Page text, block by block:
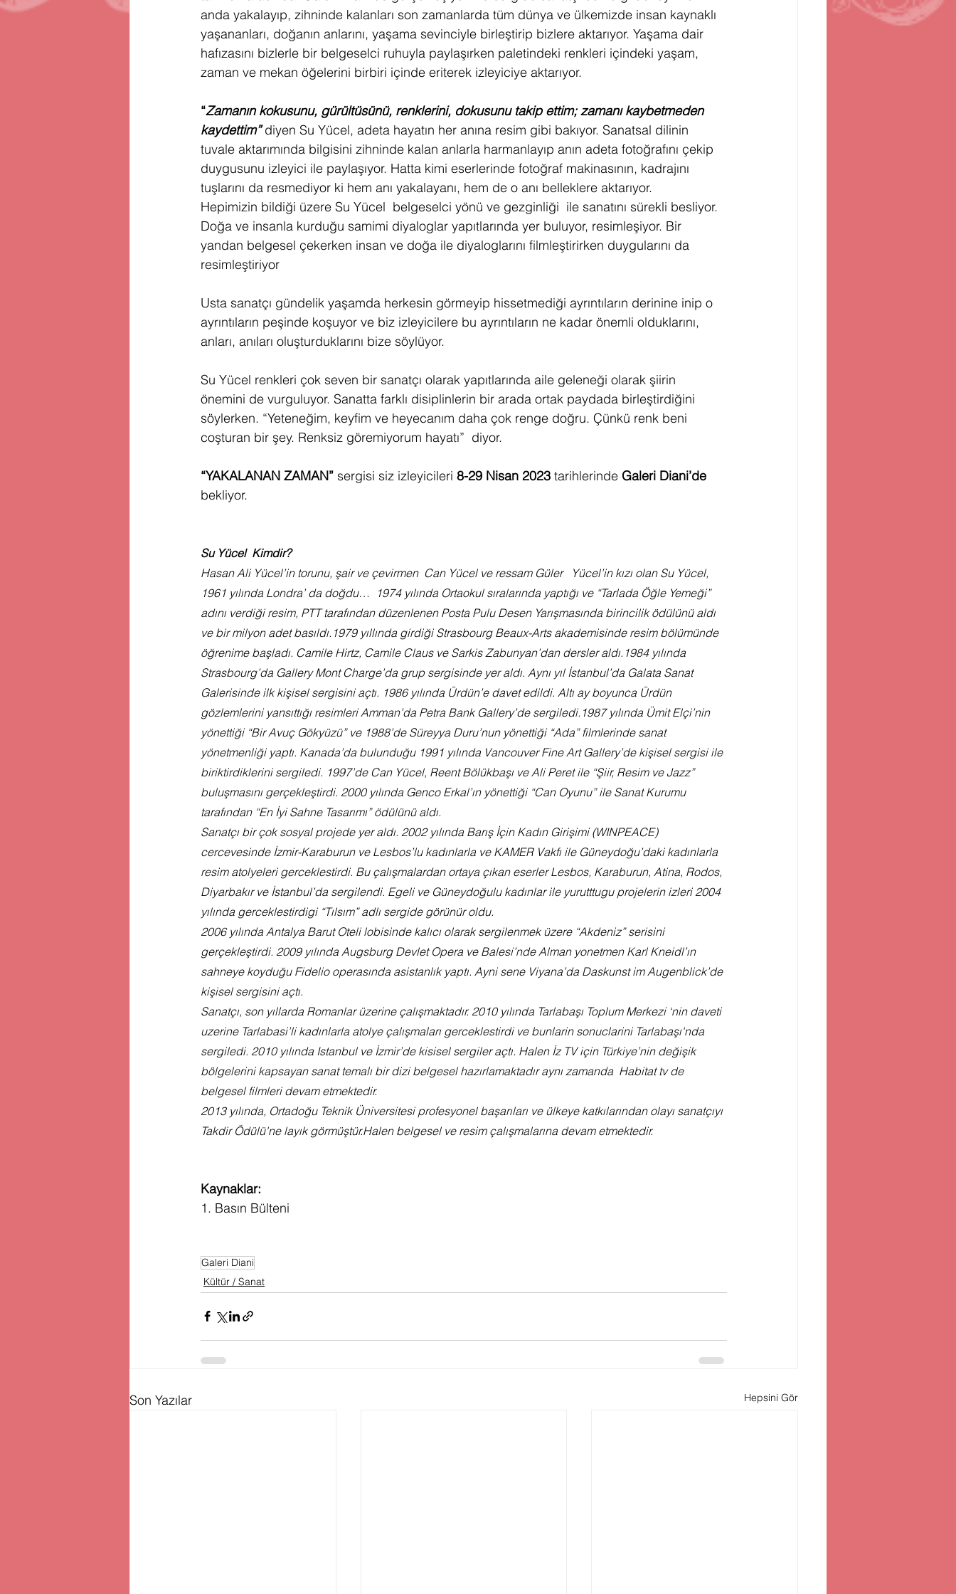
anda yakalayıp, zihninde kalanları son zamanlarda tüm dünya ve ülkemizde insan kaynaklı
yaşananları, doğanın anlarını, yaşama sevinciyle birleştirip bizlere aktarıyor. Yaşama dair
hafızasını bizlerle bir belgeselci ruhuyla paylaşırken paletindeki renkleri içindeki yaşam,
zaman ve mekan öğelerini birbiri içinde eriterek izleyiciye aktarıyor.
“Zamanın kokusunu, gürültüsünü, renklerini, dokusunu takip ettim; zamanı kaybetmeden
kaydettim” diyen Su Yücel, adeta hayatın her anına resim gibi bakıyor. Sanatsal dilinin
tuvale aktarımında bilgisini zihninde kalan anlarla harmanlayıp anın adeta fotoğrafını çekip
duygusunu izleyici ile paylaşıyor. Hatta kimi eserlerinde fotoğraf makinasının, kadrajını
tuşlarını da resmediyor ki hem anı yakalayanı, hem de o anı belleklere aktarıyor.
Hepimizin bildiği üzere Su Yücel  belgeselci yönü ve gezginliği  ile sanatını sürekli besliyor.
Doğa ve insanla kurduğu samimi diyaloglar yapıtlarında yer buluyor, resimleşiyor. Bir
yandan belgesel çekerken insan ve doğa ile diyaloglarını filmleştirirken duygularını da
resimleştiriyor
Usta sanatçı gündelik yaşamda herkesin görmeyip hissetmediği ayrıntıların derinine inip o
ayrıntıların peşinde koşuyor ve biz izleyicilere bu ayrıntıların ne kadar önemli olduklarını,
anları, anıları oluşturduklarını bize söylüyor.
Su Yücel renkleri çok seven bir sanatçı olarak yapıtlarında aile geleneği olarak şiirin
önemini de vurguluyor. Sanatta farklı disiplinlerin bir arada ortak paydada birleştirdiğini
söylerken. “Yeteneğim, keyfim ve heyecanım daha çok renge doğru. Çünkü renk beni
coşturan bir şey. Renksiz göremiyorum hayatı”  diyor.
“YAKALANAN ZAMAN” sergisi siz izleyicileri 8-29 Nisan 2023 tarihlerinde Galeri Diani’de
bekliyor.
Su Yücel  Kimdir?
Hasan Ali Yücel’in torunu, şair ve çevirmen  Can Yücel ve ressam Güler   Yücel’in kızı olan Su Yücel,
1961 yılında Londra’ da doğdu…  1974 yılında Ortaokul sıralarında yaptığı ve “Tarlada Öğle Yemeği”
adını verdiği resim, PTT tarafından düzenlenen Posta Pulu Desen Yarışmasında birincilik ödülünü aldı
ve bir milyon adet basıldı.1979 yıllında girdiği Strasbourg Beaux-Arts akademisinde resim bölümünde
öğrenime başladı. Camile Hirtz, Camile Claus ve Sarkis Zabunyan’dan dersler aldı.1984 yılında
Strasbourg’da Gallery Mont Charge’da grup sergisinde yer aldı. Aynı yıl İstanbul’da Galata Sanat
Galerisinde ilk kişisel sergisini açtı. 1986 yılında Ürdün’e davet edildi. Altı ay boyunca Ürdün
gözlemlerini yansıttığı resimleri Amman’da Petra Bank Gallery’de sergiledi.1987 yılında Ümit Elçi’nin
yönettiği “Bir Avuç Gökyüzü” ve 1988’de Süreyya Duru’nun yönettiği “Ada” filmlerinde sanat
yönetmenliği yaptı. Kanada’da bulunduğu 1991 yılında Vancouver Fine Art Gallery’de kişisel sergisi ile
biriktirdiklerini sergiledi. 1997’de Can Yücel, Reent Bölükbaşı ve Ali Peret ile “Şiir, Resim ve Jazz”
buluşmasını gerçekleştirdi. 2000 yılında Genco Erkal’ın yönettiği “Can Oyunu” ile Sanat Kurumu
tarafından “En İyi Sahne Tasarımı” ödülünü aldı.
Sanatçı bir çok sosyal projede yer aldı. 2002 yılında Barış İçin Kadın Girişimi (WINPEACE)
cercevesinde İzmir-Karaburun ve Lesbos’lu kadınlarla ve KAMER Vakfı ile Güneydoğu’daki kadınlarla
resim atolyeleri gerceklestirdi. Bu çalışmalardan ortaya çıkan eserler Lesbos, Karaburun, Atina, Rodos,
Diyarbakır ve İstanbul’da sergilendi. Egeli ve Güneydoğulu kadınlar ile yurutttugu projelerin izleri 2004
yılında gerceklestirdigi “Tılsım” adlı sergide görünür oldu.
2006 yılında Antalya Barut Oteli lobisinde kalıcı olarak sergilenmek üzere “Akdeniz” serisini
gerçekleştirdi. 2009 yılında Augsburg Devlet Opera ve Balesi’nde Alman yonetmen Karl Kneidl’ın
sahneye koyduğu Fidelio operasında asistanlık yaptı. Ayni sene Viyana’da Daskunst im Augenblick’de
kişisel sergisini açtı.
Sanatçı, son yıllarda Romanlar üzerine çalışmaktadır. 2010 yılında Tarlabaşı Toplum Merkezi ‘nin daveti
uzerine Tarlabasi’li kadınlarla atolye çalışmaları gerceklestirdi ve bunlarin sonuclarini Tarlabaşı'nda
sergiledi. 2010 yılında Istanbul ve İzmir’de kisisel sergiler açtı. Halen İz TV için Türkiye’nin değişik
bölgelerini kapsayan sanat temalı bir dizi belgesel hazırlamaktadır aynı zamanda  Habitat tv de
belgesel filmleri devam etmektedir.
2013 yılında, Ortadoğu Teknik Üniversitesi profesyonel başarıları ve ülkeye katkılarından olayı sanatçıyı
Takdir Ödülü'ne layık görmüştür.Halen belgesel ve resim çalışmalarına devam etmektedir.
Kaynaklar:
1. Basın Bülteni
Galeri Diani
Kültür / Sanat
Son Yazılar Hepsini Gör